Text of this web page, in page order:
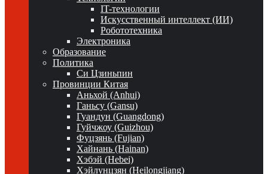
IT-технологии
Искусственный интеллект (ИИ)
Робототехника
Электроника
Образование
Политика
Си Цзиньпин
Провинции Китая
Аньхой (Anhui)
Ганьсу (Gansu)
Гуандун (Guangdong)
Гуйчжоу (Guizhou)
Фуцзянь (Fujian)
Хайнань (Hainan)
Хэбэй (Hebei)
Хэйлунцзян (Heilongjiang)